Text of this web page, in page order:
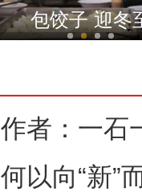
疆吐鲁番烘焙
包饺子 迎冬
者：一石
以向“新”